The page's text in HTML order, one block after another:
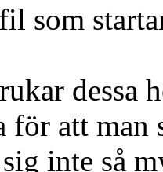
som
dessa
för att man
inte så